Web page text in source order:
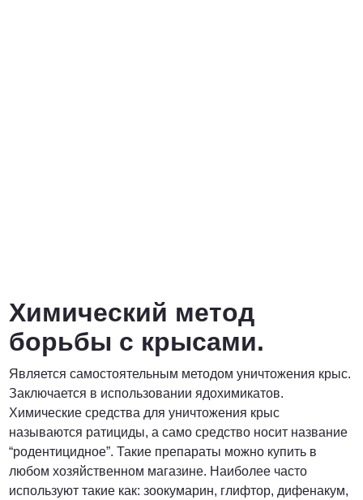
Химический метод
борьбы с крысами.
Является самостоятельным методом уничтожения крыс.
Заключается в использовании ядохимикатов.
Химические средства для уничтожения крыс
называются ратициды, а само средство носит название
“родентицидное”. Такие препараты можно купить в
любом хозяйственном магазине. Наиболее часто
используют такие как: зоокумарин, глифтор, дифенакум,